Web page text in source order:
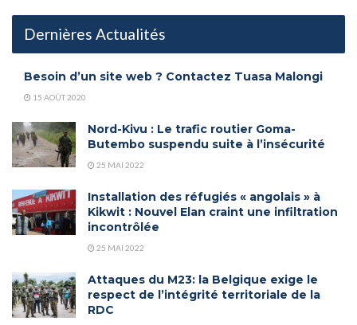
Dernières Actualités
Besoin d’un site web ? Contactez Tuasa Malongi
15 AOÛT 2020
Nord-Kivu : Le trafic routier Goma-
Butembo suspendu suite à l’insécurité
25 MAI 2022
Installation des réfugiés « angolais » à
Kikwit : Nouvel Elan craint une infiltration
incontrôlée
25 MAI 2022
Attaques du M23: la Belgique exige le
respect de l’intégrité territoriale de la
RDC